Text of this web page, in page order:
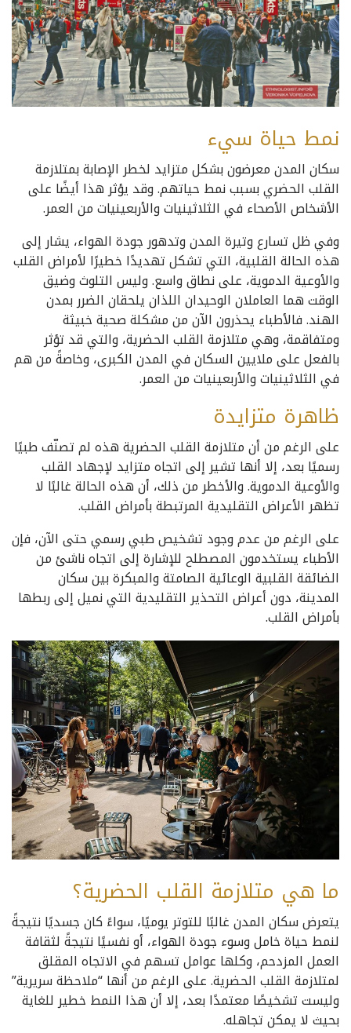
نمط حياة سيء
سكان المدن معرضون بشكل متزايد لخطر الإصابة بمتلازمة
القلب الحضري بسبب نمط حياتهم. وقد يؤثر هذا أيضًا على
الأشخاص الأصحاء في الثلاثينيات والأربعينيات من العمر.
وفي ظل تسارع وتيرة المدن وتدهور جودة الهواء، يشار إلى
هذه الحالة القلبية، التي تشكل تهديدًا خطيرًا لأمراض القلب
والأوعية الدموية، على نطاق واسع. وليس التلوث وضيق
الوقت هما العاملان الوحيدان اللذان يلحقان الضرر بمدن
الهند. فالأطباء يحذرون الآن من مشكلة صحية خبيثة
ومتفاقمة، وهي متلازمة القلب الحضرية، والتي قد تؤثر
بالفعل على ملايين السكان في المدن الكبرى، وخاصةً من هم
في الثلاثينيات والأربعينيات من العمر.
ظاهرة متزايدة
على الرغم من أن متلازمة القلب الحضرية هذه لم تصنّف طبيًا
رسميًا بعد، إلا أنها تشير إلى اتجاه متزايد لإجهاد القلب
والأوعية الدموية. والأخطر من ذلك، أن هذه الحالة غالبًا لا
تظهر الأعراض التقليدية المرتبطة بأمراض القلب.
على الرغم من عدم وجود تشخيص طبي رسمي حتى الآن، فإن
الأطباء يستخدمون المصطلح للإشارة إلى اتجاه ناشئ من
الضائقة القلبية الوعائية الصامتة والمبكرة بين سكان
المدينة، دون أعراض التحذير التقليدية التي نميل إلى ربطها
بأمراض القلب.
ما هي متلازمة القلب الحضرية؟
يتعرض سكان المدن غالبًا للتوتر يوميًا، سواءً كان جسديًا نتيجةً
لنمط حياة خامل وسوء جودة الهواء، أو نفسيًا نتيجةً لثقافة
العمل المزدحم، وكلها عوامل تسهم في الاتجاه المقلق
لمتلازمة القلب الحضرية. على الرغم من أنها “ملاحظة سريرية”
وليست تشخيصًا معتمدًا بعد، إلا أن هذا النمط خطير للغاية
بحيث لا يمكن تجاهله.